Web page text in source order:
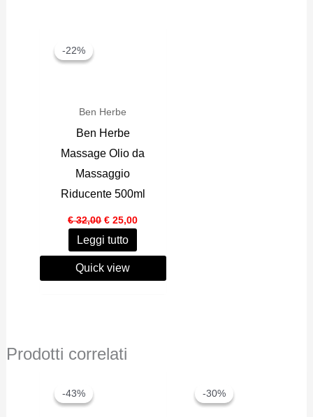
-22%
-22%
Ben Herbe
Ben Herbe
Massage Olio da
Massaggio
Riducente 500ml
€32,00 Il
prezzo
originale
era:
€ 32,00.
€ 25,00
Leggi tutto
Quick view
Prodotti correlati
-43%
-43% -30%
-30%